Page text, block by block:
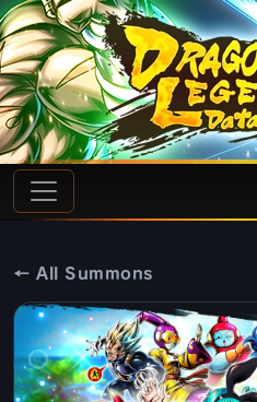
← All Summons